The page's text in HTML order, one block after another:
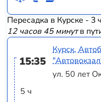
Пересадка в Курске - 3
12 часов 45 минутв
15:35
5 ч
Курск,
ул. 50 лет